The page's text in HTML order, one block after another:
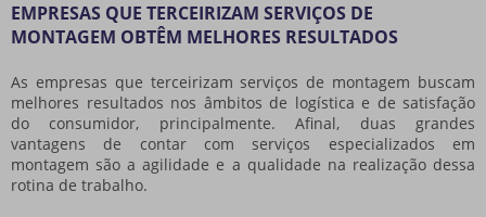
EMPRESAS QUE TERCEIRIZAM SERVIÇOS DE
MONTAGEM OBTÊM MELHORES RESULTADOS
As empresas que terceirizam serviços de montagem buscam
melhores resultados nos âmbitos de logística e de satisfação
do consumidor, principalmente. Afinal, duas grandes
vantagens de contar com serviços especializados em
montagem são a agilidade e a qualidade na realização dessa
rotina de trabalho.